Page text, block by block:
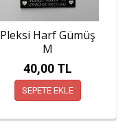
Pleksi Harf Gümüş
M
40,00 TL
SEPETE EKLE